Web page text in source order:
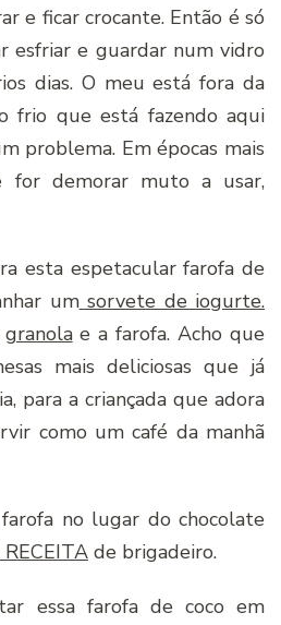
e ficar crocante. Então é só
esfriar e guardar num vidro
dias. O meu está fora da
frio que está fazendo aqui
problema. Em épocas mais
for demorar muto a usar,
esta espetacular farofa de
umsorvete de iogurte.
granolae a farofa. Acho que
mais deliciosas que já
para a criançada que adora
como um café da manhã
no lugar do chocolate
de brigadeiro.
essa farofa de coco em